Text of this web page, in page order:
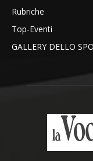
Rubriche
Top-Eventi
GALLERY DELLO